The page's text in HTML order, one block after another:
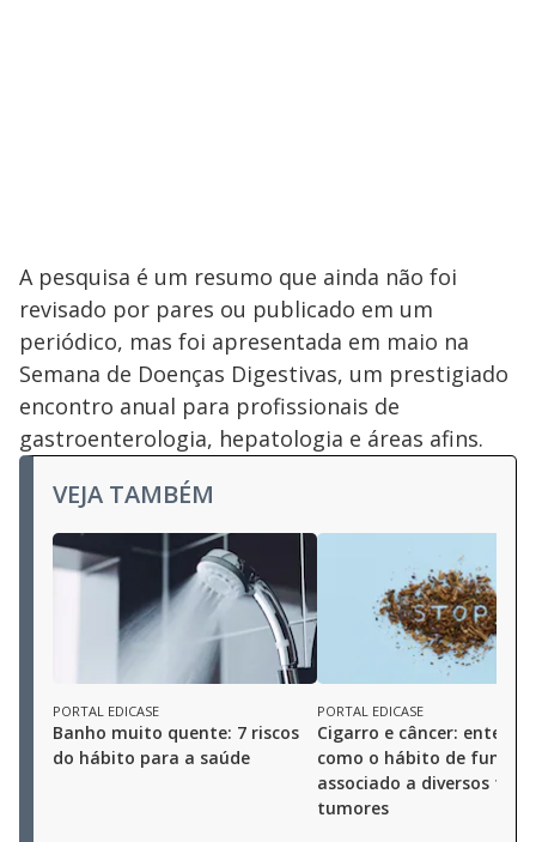
A pesquisa é um resumo que ainda não foi
revisado por pares ou publicado em um
periódico, mas foi apresentada em maio na
Semana de Doenças Digestivas, um prestigiado
encontro anual para profissionais de
gastroenterologia, hepatologia e áreas afins.
VEJA TAMBÉM
PORTAL EDICASE
Banho muito quente: 7 riscos
do hábito para a saúde
PORTAL EDICASE
Cigarro e câncer: entenda
como o hábito de fumar
associado a diversos
tumores